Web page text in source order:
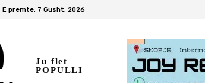
E premte, 7 Gusht, 2026
Ju flet
POPULLI